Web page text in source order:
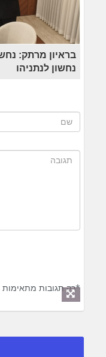
בראיון מרתק:
נחשון לנתניהו
*רק תגובות מתאימות